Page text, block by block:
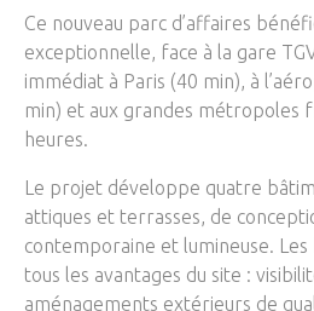
Ce nouveau parc d’affaires
exceptionnelle, face à la gare
immédiat à Paris (40 min), à
min) et aux grandes métropoles
heures.
Le projet développe quatre
attiques et terrasses, de
contemporaine et lumineuse.
tous les avantages du site :
aménagements extérieurs de